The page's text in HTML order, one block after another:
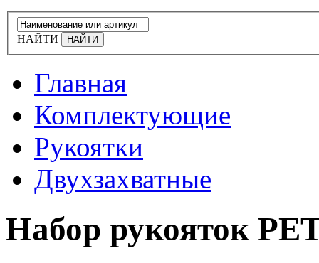
НАЙТИ
Главная
Комплектующие
Рукоятки
Двухзахватные
Набор рукояток